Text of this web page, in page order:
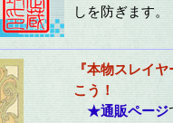
しを防ぎます。
『本物スレイ
こう！
★通販ページ